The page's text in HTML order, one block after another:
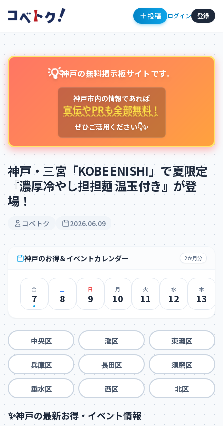
投稿 ログイン 登録
💡神戸の無料掲示板サイトです。
神戸市内の情報であれば
宣伝やPRも全部無料！
ぜひご活用ください👇✨
神戸・三宮「KOBE ENISHI」で夏限定
『濃厚冷やし担担麺 温玉付き』が登
場！
コベトク 2026.06.09
神戸のお得＆イベントカレンダー 2か月分
金
7
土
8
日
9
月
10
火
11
水
12
木
13
中央区 灘区 東灘区
兵庫区 長田区 須磨区
垂水区 西区 北区
✨神戸の最新お得・イベント情報
コメントを投稿するにはログインが必要です
ログイン
新規登録